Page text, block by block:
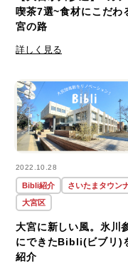
喫茶7選~食材にこだわ
宮の路
詳しく見る
2022.10.28
Bibli紹介
さいたまタウン
大宮区
大宮に新しい風。氷川
にできたBibli(ビブリ)
紹介